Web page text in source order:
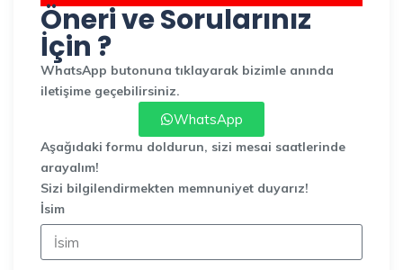
Öneri ve Sorularınız
İçin ?
WhatsApp butonuna tıklayarak bizimle anında
iletişime geçebilirsiniz.
WhatsApp
Aşağıdaki formu doldurun, sizi mesai saatlerinde
arayalım!
Sizi bilgilendirmekten memnuniyet duyarız!
İsim